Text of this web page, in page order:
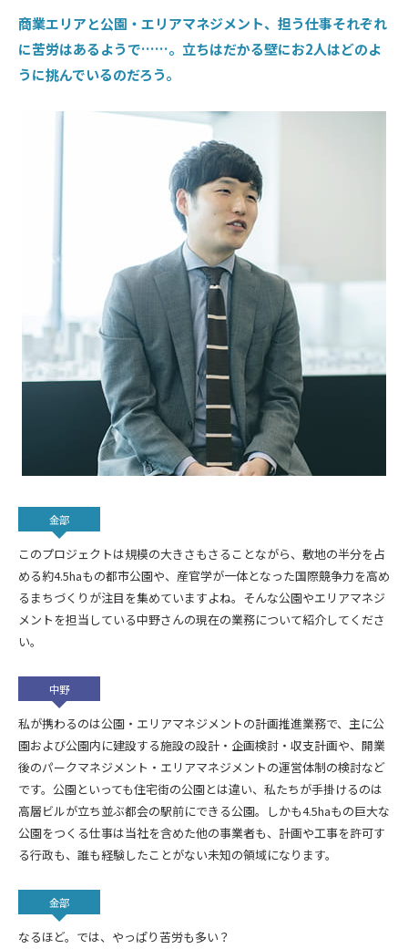
商業エリアと公園・エリアマネジメント、担う仕事それぞれ
に苦労はあるようで……。立ちはだかる壁にお2人はどのよ
うに挑んでいるのだろう。
金部
このプロジェクトは規模の大きさもさることながら、敷地の半分を占
める約4.5haもの都市公園や、産官学が一体となった国際競争力を高め
るまちづくりが注目を集めていますよね。そんな公園やエリアマネジ
メントを担当している中野さんの現在の業務について紹介してくださ
い。
中野
私が携わるのは公園・エリアマネジメントの計画推進業務で、主に公
園および公園内に建設する施設の設計・企画検討・収支計画や、開業
後のパークマネジメント・エリアマネジメントの運営体制の検討など
です。公園といっても住宅街の公園とは違い、私たちが手掛けるのは
高層ビルが立ち並ぶ都会の駅前にできる公園。しかも4.5haもの巨大な
公園をつくる仕事は当社を含めた他の事業者も、計画や工事を許可す
る行政も、誰も経験したことがない未知の領域になります。
金部
なるほど。では、やっぱり苦労も多い？